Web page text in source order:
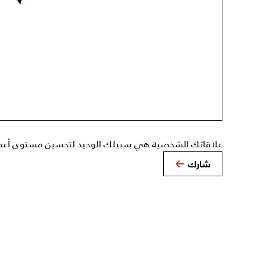
علاقاتك الشخصية هي سبيلك الوحيد لتحسين مستوى
شارك